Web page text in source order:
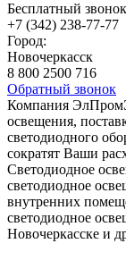
Бесплатный
+7 (342) 238-77-77
Город:
Новочеркасск
8 800 2500 716
Обратный звонок
Компания
освещения,
светодиодного
сократят Ваши
Светодиодное
светодиодное
внутренних
светодиодное
Новочеркасске и